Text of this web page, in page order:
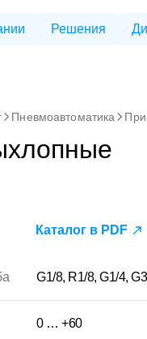
Решения
Пневмоавтоматика
Каталог в PDF
G1/8, R1/8, G1/4,
0 … +60